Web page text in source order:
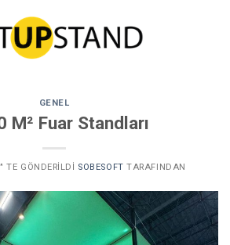
GENEL
M² Fuar Standları
’' TE GÖNDERILDI SOBESOFT TARAFINDAN